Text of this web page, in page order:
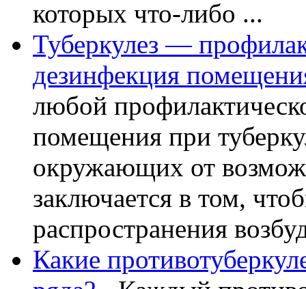
которых что-либо ...
Туберкулез —
дезинфекция
любой
помещения при
окружающих от
заключается в том,
распространения
Какие